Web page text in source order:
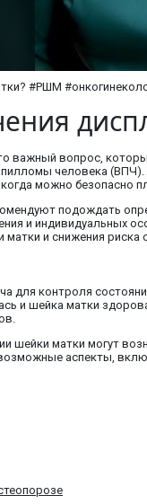
#РШМ
важный вопрос,
человека (ВПЧ).
можно безопасно
подождать
и индивидуальных
и снижения
для контроля
и шейка матки
шейки матки могут
аспекты,